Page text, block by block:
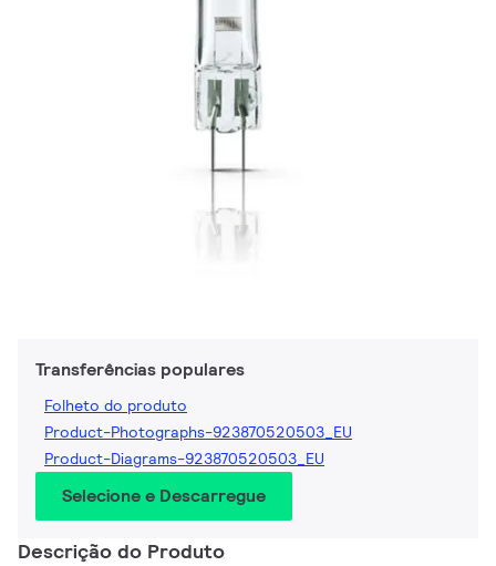
Transferências populares
Folheto do produto
Product-Photographs-923870520503_EU
Product-Diagrams-923870520503_EU
Selecione e Descarregue
Descrição do Produto